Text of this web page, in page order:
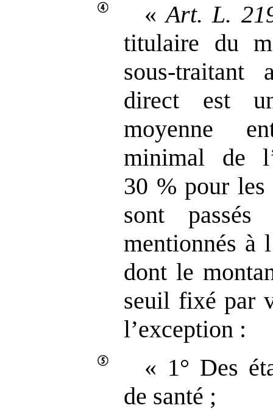
«Art. L.
titulaire du
sous‑traitant
direct est
moyenne
minimal de
30 % pour
sont passés
mentionnés à
dont le
seuil fixé par
l’exception :
« 1° Des
de santé ;